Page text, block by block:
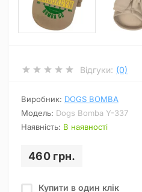
Відгуки: (0)
Виробник: DOGS BOMBA
Модель: Dogs Bomba Y-337
Наявність: В наявності
460 грн.
Купити в один клік